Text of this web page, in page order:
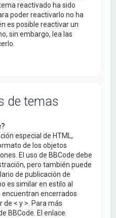
reactivado ha sido
poder reactivarlo no ha
es posible reactivar un
sin embargo, lea las
de temas
especial de HTML,
de los objetos
El uso de BBCode debe
pero también puede
de publicación de
es similar en estilo al
encuentran encerrados
de < y >. Para más
BBCode. El enlace